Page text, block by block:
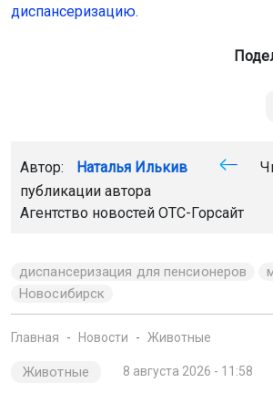
диспансеризацию.
Автор: Наталья Илькив
публикации автора
Агентство новостей ОТС-Горсайт
диспансеризация для пенсионеров
Новосибирск
Главная Новости Животные
Животные 8 августа 2026 - 11:58